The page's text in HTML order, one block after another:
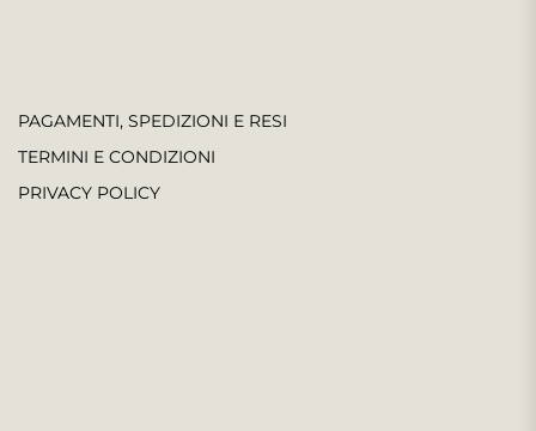
PAGAMENTI, SPEDIZIONI E RESI
TERMINI E CONDIZIONI
PRIVACY POLICY